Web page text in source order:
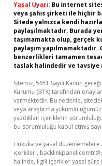
Yasal Uyarı: Bu internet
veya şahıs şirketi ile hiçbir
Sitede yalnızca kendi
paylaşılmaktadır. Burada
taşımamakta olup, gerçek
paylaşım
benzerlikleri tamamen
taslak halindedir ve tavsiye
Sitemiz, 5651 Sayılı Kanun
Kurumu (BTK) tarafından
vermektedir. Bu nedenle,
veya araştırma
yazdıkları içeriklerin
bu sorumluluğu kabul etmiş
Hukuka ve yasal düzenlemelere
içerikleri,
halinde, ilgili içerikler yasal süre